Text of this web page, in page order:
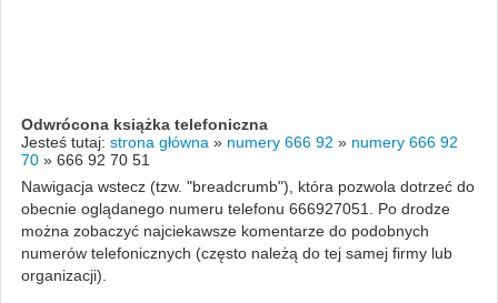
Odwrócona książka telefoniczna
Jesteś tutaj: strona główna » numery 666 92 » numery 666 92
70 » 666 92 70 51
Nawigacja wstecz (tzw. "breadcrumb"), która pozwola dotrzeć do
obecnie oglądanego numeru telefonu 666927051. Po drodze
można zobaczyć najciekawsze komentarze do podobnych
numerów telefonicznych (często należą do tej samej firmy lub
organizacji).